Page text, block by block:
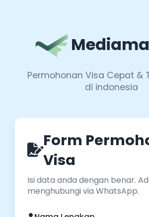
Permohonan Visa Cepat &
di indonesia
Form
Visa
Isi data anda dengan benar.
menghubungi via WhatsApp.